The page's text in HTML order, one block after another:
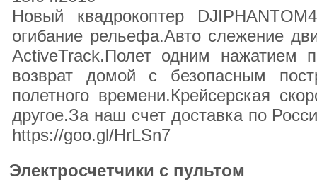
Новый квадрокоптер
огибание рельефа.Авто слежение
ActiveTrack.Полет одним нажатием
возврат домой с безопасным
полетного времени.Крейсерская
другое.За наш счет доставка по
https://goo.gl/HrLSn7
Электросчетчики с пультом